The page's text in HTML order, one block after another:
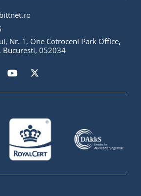
Nr. 1, One Cotroceni Park Office,
București, 052034